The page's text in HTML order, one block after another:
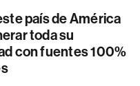
país de América
toda su
con fuentes 100%